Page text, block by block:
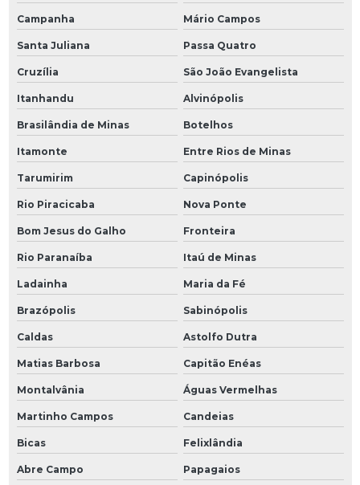
Campanha Mário Campos
Santa Juliana Passa Quatro
Cruzília São João Evangelista
Itanhandu Alvinópolis
Brasilândia de Minas Botelhos
Itamonte Entre Rios de Minas
Tarumirim Capinópolis
Rio Piracicaba Nova Ponte
Bom Jesus do Galho Fronteira
Rio Paranaíba Itaú de Minas
Ladainha Maria da Fé
Brazópolis Sabinópolis
Caldas Astolfo Dutra
Matias Barbosa Capitão Enéas
Montalvânia Águas Vermelhas
Martinho Campos Candeias
Bicas Felixlândia
Abre Campo Papagaios